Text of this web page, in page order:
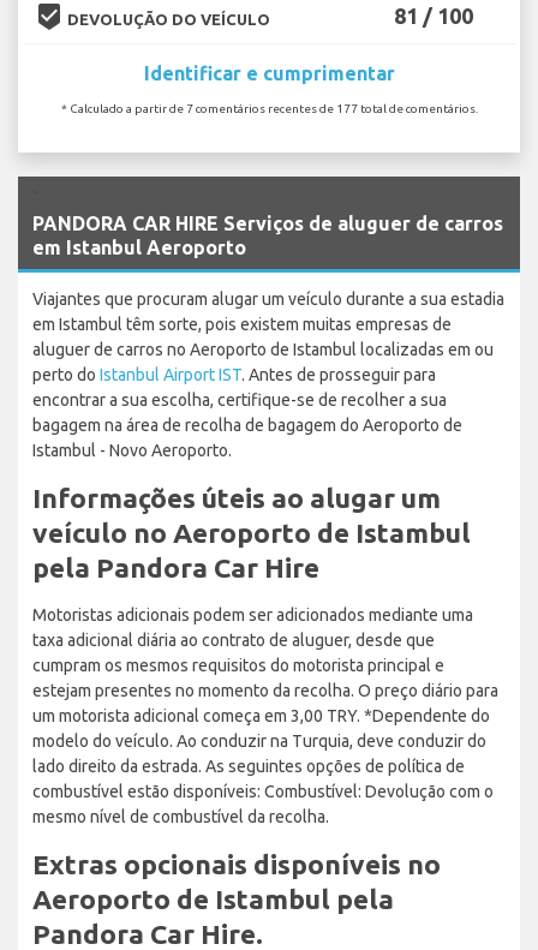
beenhere DEVOLUÇÃO DO VEÍCULO 81 / 100
Identificar e cumprimentar
* Calculado a partir de 7 comentários recentes de 177 total de comentários.
PANDORA CAR HIRE Serviços de aluguer de carros
em Istanbul Aeroporto
Viajantes que procuram alugar um veículo durante a sua estadia
em Istambul têm sorte, pois existem muitas empresas de
aluguer de carros no Aeroporto de Istambul localizadas em ou
perto do Istanbul Airport IST. Antes de prosseguir para
encontrar a sua escolha, certifique-se de recolher a sua
bagagem na área de recolha de bagagem do Aeroporto de
Istambul - Novo Aeroporto.
Informações úteis ao alugar um
veículo no Aeroporto de Istambul
pela Pandora Car Hire
Motoristas adicionais podem ser adicionados mediante uma
taxa adicional diária ao contrato de aluguer, desde que
cumpram os mesmos requisitos do motorista principal e
estejam presentes no momento da recolha. O preço diário para
um motorista adicional começa em 3,00 TRY. *Dependente do
modelo do veículo. Ao conduzir na Turquia, deve conduzir do
lado direito da estrada. As seguintes opções de política de
combustível estão disponíveis: Combustível: Devolução com o
mesmo nível de combustível da recolha.
Extras opcionais disponíveis no
Aeroporto de Istambul pela
Pandora Car Hire.